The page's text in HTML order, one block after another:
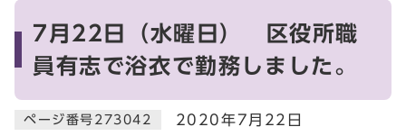
7月22日（水曜日） 区役所職
員有志で浴衣で勤務しました。
ページ番号273042 2020年7月22日